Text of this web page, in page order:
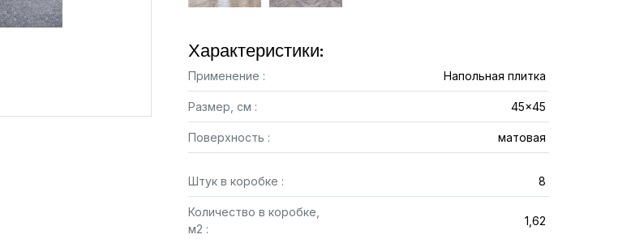
Характеристики:
Применение : Напольная плитка
Размер, см : 45x45
Поверхность : матовая
Штук в коробке : 8
Количество в коробке,
м2 :
1,62